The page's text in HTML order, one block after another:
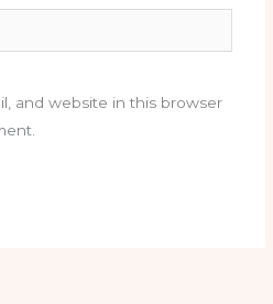
and website in this browser